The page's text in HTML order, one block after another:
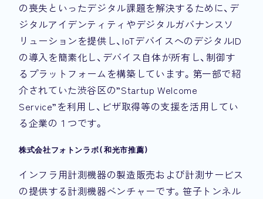
の喪失といったデジタル課題を解決するために、デ
ジタルアイデンティティやデジタルガバナンスソ
リューションを提供し、IoTデバイスへのデジタルID
の導入を簡素化し、デバイス自体が所有し、制御す
るプラットフォームを構築しています。第一部で紹
介されていた渋谷区の”Startup Welcome
Service”を利用し、ビザ取得等の支援を活用してい
る企業の１つです。
株式会社フォトンラボ(和光市推薦)
インフラ用計測機器の製造販売および計測サービス
の提供する計測機器ベンチャーです。笹子トンネル